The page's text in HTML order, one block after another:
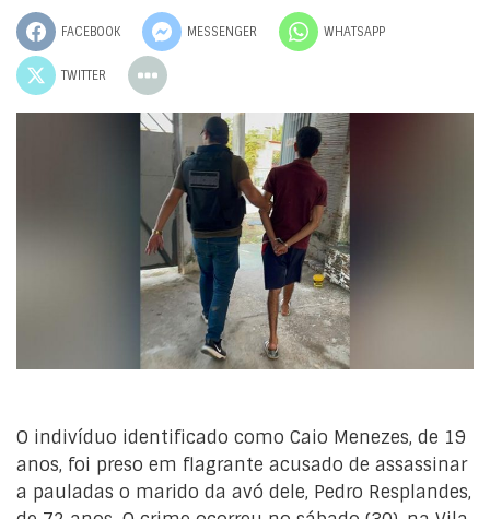
FACEBOOK MESSENGER WHATSAPP
TWITTER
O indivíduo identificado como Caio Menezes, de 19
anos, foi preso em flagrante acusado de assassinar
a pauladas o marido da avó dele, Pedro Resplandes,